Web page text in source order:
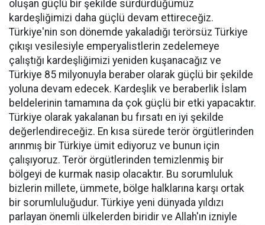
oluşan güçlü bir şekilde sürdürdüğümüz
kardeşliğimizi daha güçlü devam ettireceğiz.
Türkiye'nin son dönemde yakaladığı terörsüz Türkiye
çıkışı vesilesiyle emperyalistlerin zedelemeye
çalıştığı kardeşliğimizi yeniden kuşanacağız ve
Türkiye 85 milyonuyla beraber olarak güçlü bir şekilde
yoluna devam edecek. Kardeşlik ve beraberlik İslam
beldelerinin tamamına da çok güçlü bir etki yapacaktır.
Türkiye olarak yakalanan bu fırsatı en iyi şekilde
değerlendireceğiz. En kısa sürede terör örgütlerinden
arınmış bir Türkiye ümit ediyoruz ve bunun için
çalışıyoruz. Terör örgütlerinden temizlenmiş bir
bölgeyi de kurmak nasip olacaktır. Bu sorumluluk
bizlerin millete, ümmete, bölge halklarına karşı ortak
bir sorumluluğudur. Türkiye yeni dünyada yıldızı
parlayan önemli ülkelerden biridir ve Allah'ın izniyle